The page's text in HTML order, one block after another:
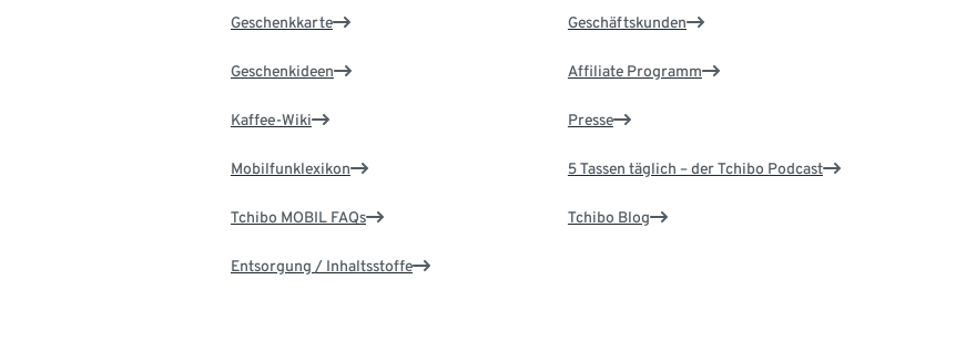
Geschenkkarte
Geschenkideen
Kaffee-Wiki
Mobilfunklexikon
Tchibo MOBIL FAQs
Entsorgung / Inhaltsstoffe
Geschäftskunden
Affiliate Programm
Presse
5 Tassen täglich – der Tchibo Podcast
Tchibo Blog